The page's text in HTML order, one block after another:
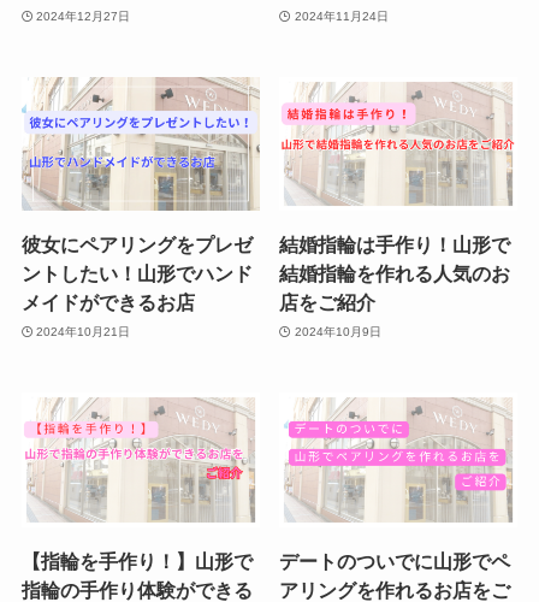
2024年12月27日 2024年11月24日
彼女にペアリングをプレゼ
ントしたい！山形でハンド
メイドができるお店
2024年10月21日
結婚指輪は手作り！山形で
結婚指輪を作れる人気のお
店をご紹介
2024年10月9日
【指輪を手作り！】山形で
指輪の手作り体験ができる
デートのついでに山形でペ
アリングを作れるお店をご